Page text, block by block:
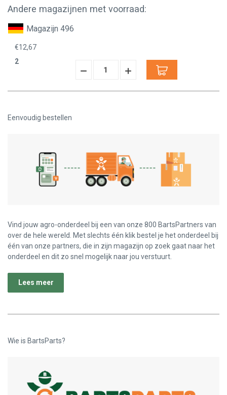
Andere magazijnen met voorraad:
Magazijn 496
€12,67
2
Hoeveelheid
Verminderen:
Hoeveelheid
verhogen:
Eenvoudig bestellen
Vind jouw agro-onderdeel bij een van onze 800 BartsPartners van
over de hele wereld. Met slechts één klik bestel je het onderdeel bij
één van onze partners, die in zijn magazijn op zoek gaat naar het
onderdeel en dit zo snel mogelijk naar jou verstuurt.
Lees meer
Wie is BartsParts?